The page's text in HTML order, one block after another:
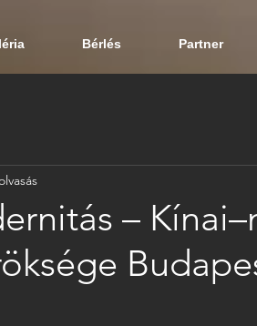
Bérlés Partner
–